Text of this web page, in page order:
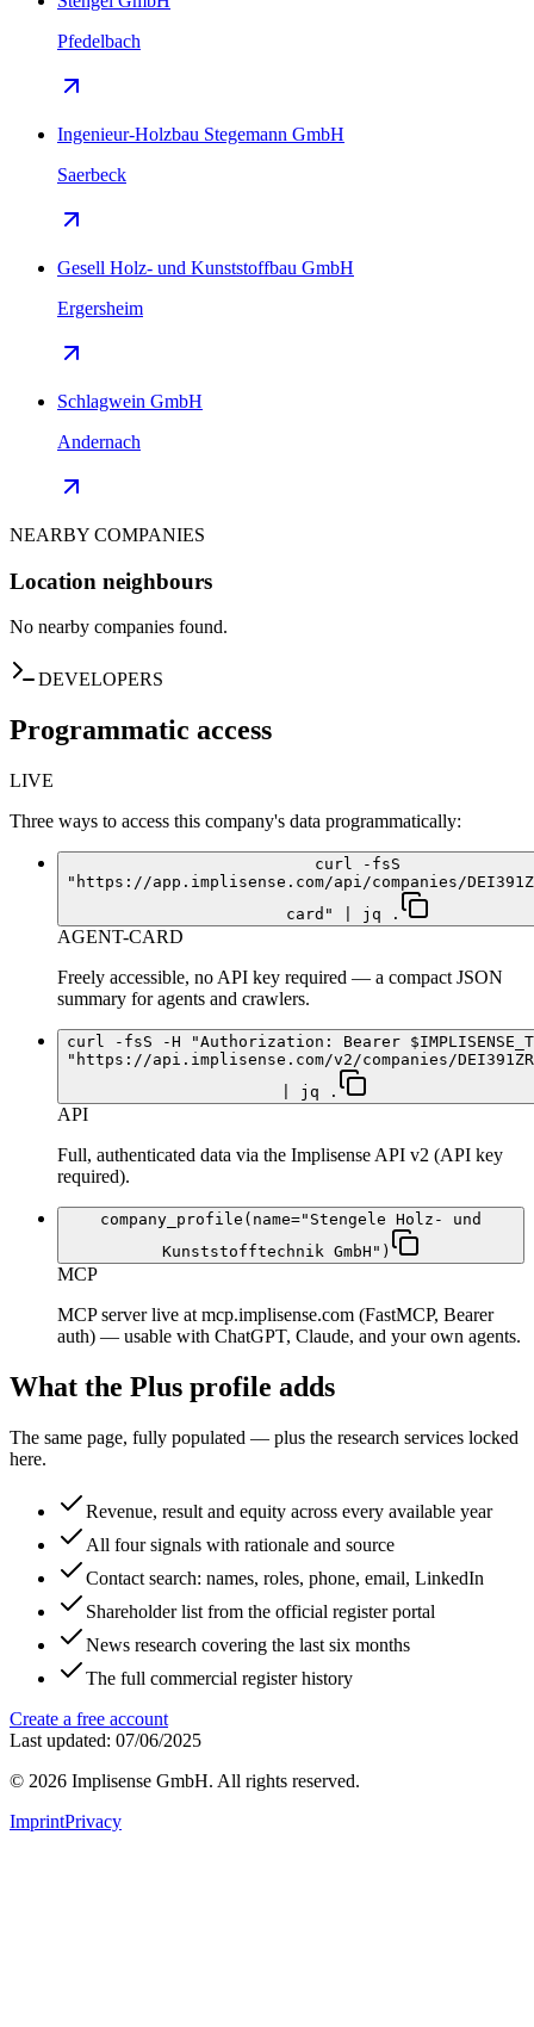
Pfedelbach
Ingenieur-Holzbau Stegemann GmbH
Saerbeck
Gesell Holz- und Kunststoffbau GmbH
Ergersheim
Schlagwein GmbH
Andernach
NEARBY COMPANIES
Location neighbours
No nearby companies found.
DEVELOPERS
Programmatic access
LIVE
Three ways to access this company's data programmatically:
curl -fsS
"https://app.implisense.com/api/companies/
card" | jq .
AGENT-CARD
Freely accessible, no API key required — a compact JSON
summary for agents and crawlers.
curl -fsS -H "Authorization: Bearer
"https://api.implisense.com/v2/companies/
| jq .
API
Full, authenticated data via the Implisense API v2 (API key
required).
company_profile(name="Stengele Holz- und
Kunststofftechnik GmbH")
MCP
MCP server live at mcp.implisense.com (FastMCP, Bearer
auth) — usable with ChatGPT, Claude, and your own agents.
What the Plus profile adds
The same page, fully populated — plus the research services locked
here.
Revenue, result and equity across every available year
All four signals with rationale and source
Contact search: names, roles, phone, email, LinkedIn
Shareholder list from the official register portal
News research covering the last six months
The full commercial register history
Create a free account
Last updated: 07/06/2025
© 2026 Implisense GmbH. All rights reserved.
ImprintPrivacy